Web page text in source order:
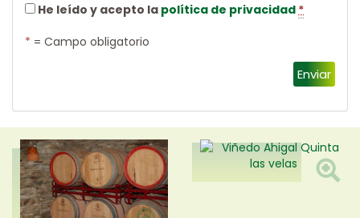
He leído y acepto la política de privacidad *
* = Campo obligatorio
Enviar